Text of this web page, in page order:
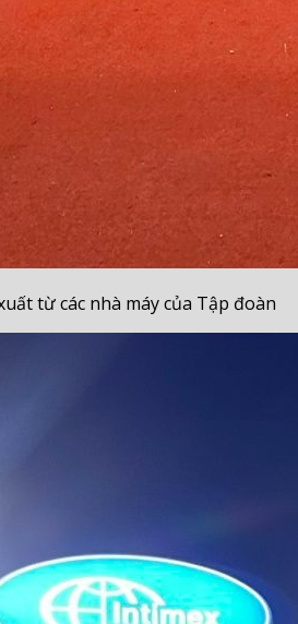
từ các nhà máy của Tập đoàn